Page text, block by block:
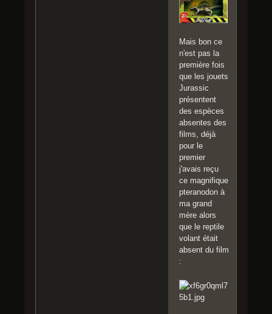
Mais bon ce
n'est pas la
première fois
que les jouets
Jurassic
présentent
des espèces
absentes des
films, déjà
pour le
premier
j'avais reçu
ce magnifique
pteranodon à
ma grand
mère alors
que le reptile
volant était
absent du film
: